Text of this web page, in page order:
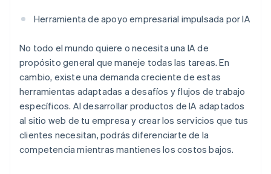
Herramienta de apoyo empresarial impulsada por IA
No todo el mundo quiere o necesita una IA de
propósito general que maneje todas las tareas. En
cambio, existe una demanda creciente de estas
herramientas adaptadas a desafíos y flujos de trabajo
específicos. Al desarrollar productos de IA adaptados
al sitio web de tu empresa y crear los servicios que tus
clientes necesitan, podrás diferenciarte de la
competencia mientras mantienes los costos bajos.